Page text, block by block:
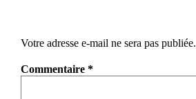
Votre adresse e-mail ne sera pas publiée.
Commentaire *